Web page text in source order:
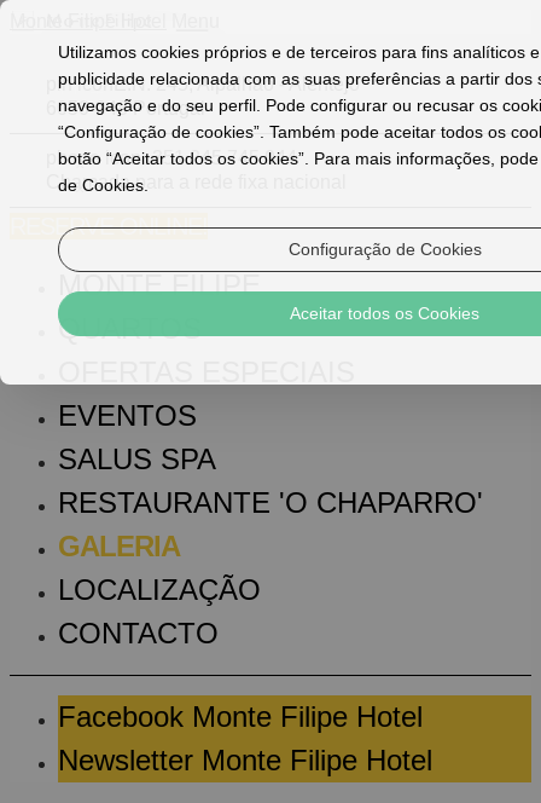
pin iconE.N. 245, Alpalhão - Alentejo
6050-048 Portugal
phone icon+351 245 745 044
Chamada para a rede fixa nacional
RESERVE ONLINE!
MONTE FILIPE
QUARTOS
EVENTOS
SALUS SPA
RESTAURANTE 'O CHAPARRO'
GALERIA
LOCALIZAÇÃO
CONTACTO
Facebook Monte Filipe Hotel
Newsletter Monte Filipe Hotel
Utilizamos cookies próprios e de terceiros para fins analíticos
publicidade relacionada com as suas preferências a partir dos
navegação e do seu perfil. Pode configurar ou recusar os
“Configuração de cookies”. Também pode aceitar todos os
botão “Aceitar todos os cookies”. Para mais informações,
de Cookies.
Configuração de Cookies
Aceitar todos os Cookies